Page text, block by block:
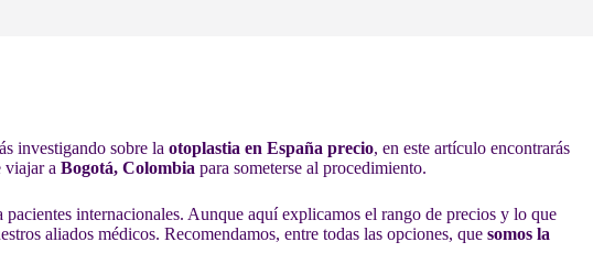
investigando sobre la otoplastia en España precio, en este artículo encontrarás
viajar a Bogotá, Colombia para someterse al procedimiento.
pacientes internacionales. Aunque aquí explicamos el rango de precios y lo que
aliados médicos. Recomendamos, entre todas las opciones, que somos la